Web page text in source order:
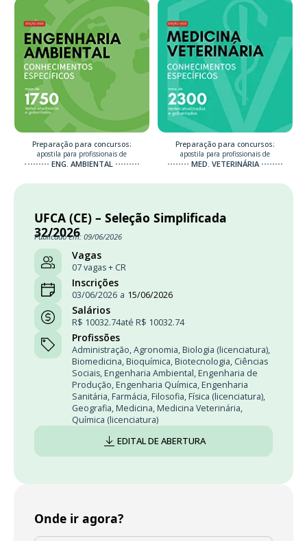
Preparação para concursos:
apostila para profissionais de
ENG. AMBIENTAL
Preparação para concursos:
apostila para profissionais de
MED. VETERINÁRIA
UFCA (CE) – Seleção Simplificada
32/2026
Publicado em: 09/06/2026
Vagas
07 vagas + CR
Inscrições
03/06/2026 a 15/06/2026
Salários
R$ 10032.74até R$ 10032.74
Profissões
Administração,Agronomia, Biologia (licenciatura),
Biomedicina, Bioquímica, Biotecnologia, Ciências
Sociais, Engenharia Ambiental, Engenharia de
Produção, Engenharia Química, Engenharia
Sanitária, Farmácia, Filosofia, Física (licenciatura),
Geografia, Medicina, Medicina Veterinária,
Química (licenciatura)
EDITAL DE ABERTURA
Onde ir agora?